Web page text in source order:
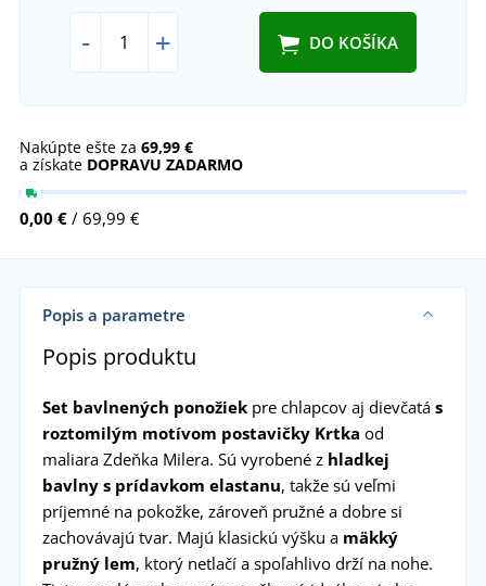
- + DO KOŠÍKA
Nakúpte ešte za 69,99 €
a získate DOPRAVU ZADARMO
0,00 € / 69,99 €
Popis a parametre
Popis produktu
Set bavlnených ponožiekpre chlapcov aj dievčatá s
roztomilým motívom postavičky Krtka od
maliara Zdeňka Milera. Sú vyrobené z hladkej
bavlny s prídavkom elastanu, takže sú veľmi
príjemné na pokožke, zároveň pružné a dobre si
zachovávajú tvar. Majú klasickú výšku a mäkký
pružný lem, ktorý netlačí a spoľahlivo drží na nohe.